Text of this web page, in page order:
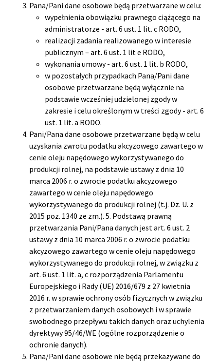
Pana/Pani dane osobowe będą przetwarzane w celu:
wypełnienia obowiązku prawnego ciążącego na
administratorze - art. 6 ust. 1 lit. c RODO,
realizacji zadania realizowanego w interesie
publicznym – art. 6 ust. 1 lit e RODO,
wykonania umowy - art. 6 ust. 1 lit. b RODO,
w pozostałych przypadkach Pana/Pani dane
osobowe przetwarzane będą wyłącznie na
podstawie wcześniej udzielonej zgody w
zakresie i celu określonym w treści zgody - art. 6
ust. 1 lit. a RODO.
Pani/Pana dane osobowe przetwarzane będą w celu
uzyskania zwrotu podatku akcyzowego zawartego w
cenie oleju napędowego wykorzystywanego do
produkcji rolnej, na podstawie ustawy z dnia 10
marca 2006 r. o zwrocie podatku akcyzowego
zawartego w cenie oleju napędowego
wykorzystywanego do produkcji rolnej (t.j. Dz. U. z
2015 poz. 1340 ze zm.). 5. Podstawą prawną
przetwarzania Pani/Pana danych jest art. 6 ust. 2
ustawy z dnia 10 marca 2006 r. o zwrocie podatku
akcyzowego zawartego w cenie oleju napędowego
wykorzystywanego do produkcji rolnej, w związku z
art. 6 ust. 1 lit. a, c rozporządzenia Parlamentu
Europejskiego i Rady (UE) 2016/679 z 27 kwietnia
2016 r. w sprawie ochrony osób fizycznych w związku
z przetwarzaniem danych osobowych i w sprawie
swobodnego przepływu takich danych oraz uchylenia
dyrektywy 95/46/WE (ogólne rozporządzenie o
ochronie danych).
Pana/Pani dane osobowe nie będą przekazywane do